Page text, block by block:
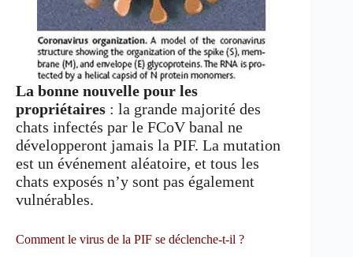
La bonne nouvelle pour les
propriétaires : la grande majorité des
chats infectés par le FCoV banal ne
développeront jamais la PIF. La mutation
est un événement aléatoire, et tous les
chats exposés n’y sont pas également
vulnérables.
Comment le virus de la PIF se déclenche-t-il ?